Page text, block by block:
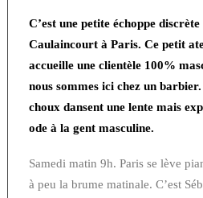
C’est une petite échoppe
Caulaincourt à Paris. Ce petit
accueille une clientèle 100%
nous sommes ici chez un
choux dansent une lente mais
ode à la gent masculine.
Samedi matin 9h. Paris se lève
à peu la brume matinale. C’est